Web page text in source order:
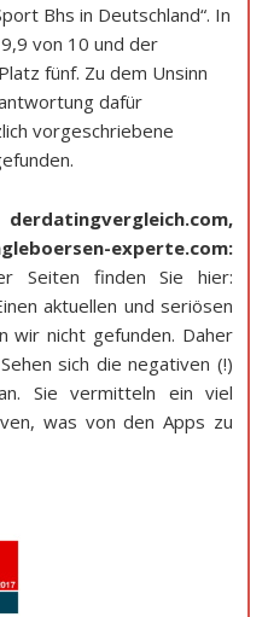
Bhs in Deutschland“. In
von 10 und der
fünf. Zu dem Unsinn
dafür
vorgeschriebene
derdatingvergleich.com,
experte.com:
Seiten finden Sie hier:
aktuellen und seriösen
wir nicht gefunden. Daher
sich die negativen (!)
Sie vermitteln ein viel
was von den Apps zu